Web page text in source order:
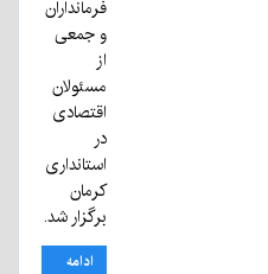
فرمانداران
و جمعی
از
مسئولان
اقتصادی
در
استانداری
کرمان
برگزار شد.
ادامه